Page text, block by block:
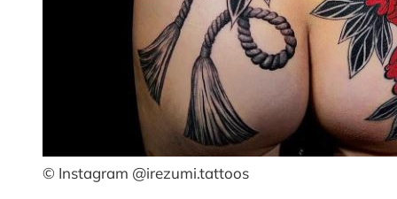
© Instagram @irezumi.tattoos